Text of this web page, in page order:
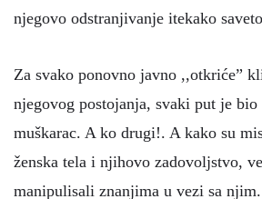
njegovo odstranjivanje itekako
Za svako ponovno javno ,,otkriće”
njegovog postojanja, svaki put je bio
muškarac. A ko drugi!. A kako su
ženska tela i njihovo zadovoljstvo,
manipulisali znanjima u vezi sa njim.